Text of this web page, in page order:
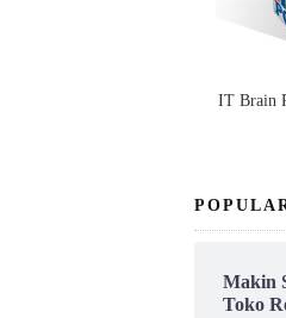
IT Brain
Makin
Toko